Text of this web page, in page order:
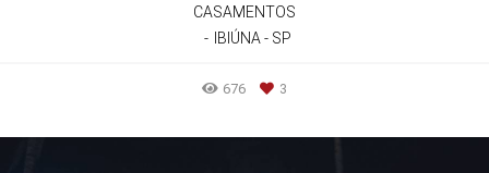
CASAMENTOS
IBIÚNA - SP
676 3